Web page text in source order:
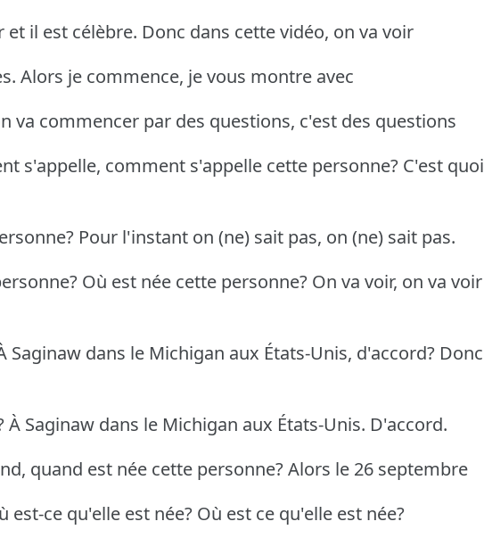
et il est célèbre. Donc dans cette vidéo, on va voir
Alors je commence, je vous montre avec
va commencer par des questions, c'est des questions
s'appelle, comment s'appelle cette personne? C'est quoi
Pour l'instant on (ne) sait pas, on (ne) sait pas.
Où est née cette personne? On va voir, on va voir
dans le Michigan aux États-Unis, d'accord? Donc
À Saginaw dans le Michigan aux États-Unis. D'accord.
quand est née cette personne? Alors le 26 septembre
est-ce qu'elle est née? Où est ce qu'elle est née?